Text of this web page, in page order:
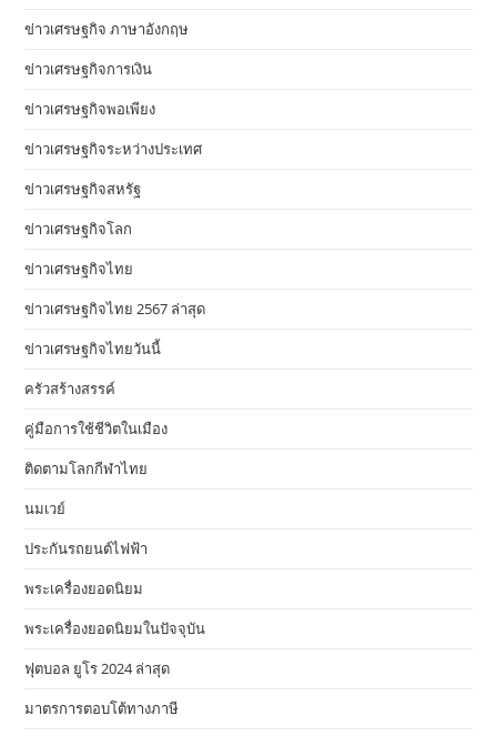
ข่าวเศรษฐกิจ ภาษาอังกฤษ
ข่าวเศรษฐกิจการเงิน
ข่าวเศรษฐกิจพอเพียง
ข่าวเศรษฐกิจระหว่างประเทศ
ข่าวเศรษฐกิจสหรัฐ
ข่าวเศรษฐกิจโลก
ข่าวเศรษฐกิจไทย
ข่าวเศรษฐกิจไทย 2567 ล่าสุด
ข่าวเศรษฐกิจไทยวันนี้
ครัวสร้างสรรค์
คู่มือการใช้ชีวิตในเมือง
ติดตามโลกกีฬาไทย
นมเวย์
ประกันรถยนต์ไฟฟ้า
พระเครื่องยอดนิยม
พระเครื่องยอดนิยมในปัจจุบัน
ฟุตบอล ยูโร 2024 ล่าสุด
มาตรการตอบโต้ทางภาษี